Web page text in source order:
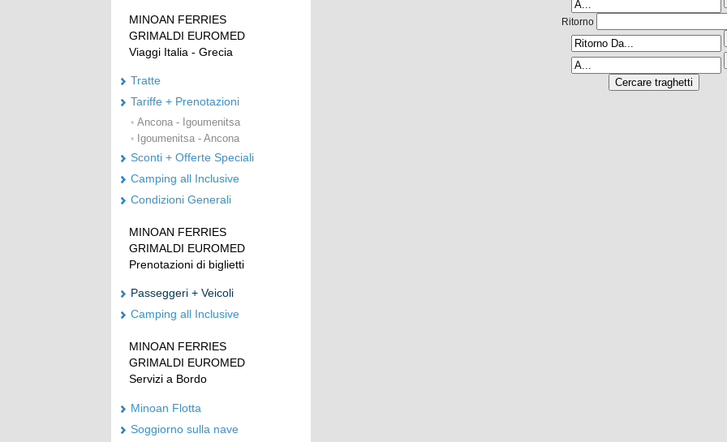
MINOAN FERRIES
GRIMALDI EUROMED
Viaggi Italia - Grecia
Tratte
Tariffe + Prenotazioni
• Ancona - Igoumenitsa
• Igoumenitsa - Ancona
Sconti + Offerte Speciali
Camping all Inclusive
Condizioni Generali
MINOAN FERRIES
GRIMALDI EUROMED
Prenotazioni di biglietti
Passeggeri + Veicoli
Camping all Inclusive
MINOAN FERRIES
GRIMALDI EUROMED
Servizi a Bordo
Minoan Flotta
Soggiorno sulla nave
Ritorno